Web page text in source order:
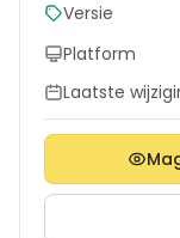
Versie
Platform
Laatste